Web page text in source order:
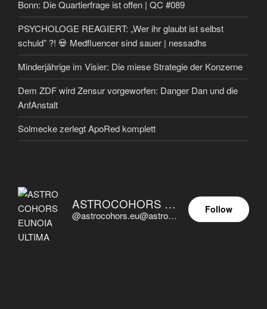
Bonn: Die Quartierfrage ist offen | QC #089
PSYCHOLOGE REAGIERT: „Wer ihr glaubt ist selbst
schuld” ?! 💀 Medfluencer sind sauer | nessadhs
Minderjährige im Visier: Die miese Strategie der Konzerne
Dem ZDF wird Zensur vorgeworfen: Danger Dan und die
AnfAnstalt
Solmecke zerlegt ApoRed komplett
ASTROCOHORS EUNOIA ULTIMA
@astrocohors.eu@astrocohors.eu
Follow